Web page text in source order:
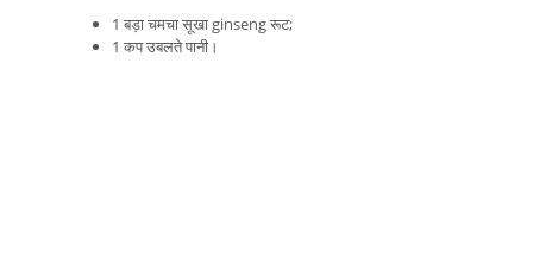
1 बड़ा चमचा सूखा ginseng रूट;
1 कप उबलते पानी।